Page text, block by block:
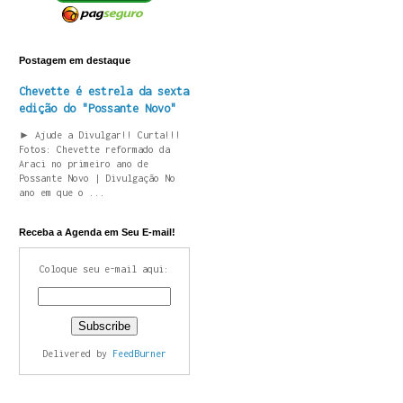
Postagem em destaque
Chevette é estrela da sexta
edição do "Possante Novo"
► Ajude a Divulgar!! Curta!!!
Fotos: Chevette reformado da
Araci no primeiro ano de
Possante Novo | Divulgação No
ano em que o ...
Receba a Agenda em Seu E-mail!
Coloque seu e-mail aqui:
Delivered by FeedBurner